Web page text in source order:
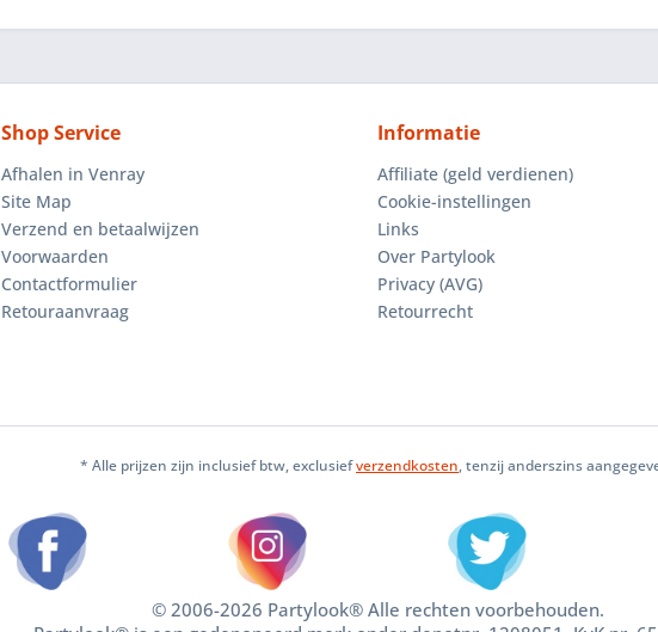
Shop Service
Afhalen in Venray
Site Map
Verzend en betaalwijzen
Voorwaarden
Contactformulier
Retouraanvraag
Informatie
Affiliate (geld verdienen)
Cookie-instellingen
Links
Over Partylook
Privacy (AVG)
Retourrecht
* Alle prijzen zijn inclusief btw, exclusiefverzendkosten, tenzij anderszins
© 2006-2026 Partylook® Alle rechten voorbehouden.